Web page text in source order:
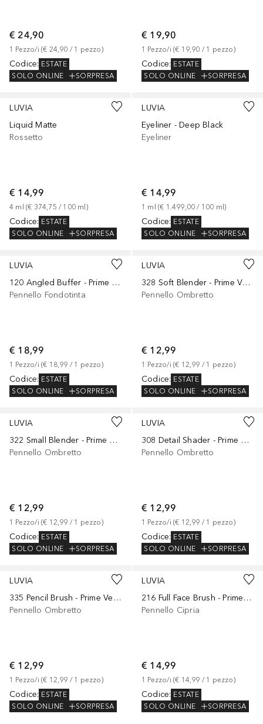
€ 24,90
1 Pezzo/i (€ 24,90 / 1 pezzo)
Codice: ESTATE
SOLO ONLINE
SORPRESA
€ 19,90
1 Pezzo/i (€ 19,90 / 1 pezzo)
Codice: ESTATE
SOLO ONLINE
SORPRESA
LUVIA
Liquid Matte
Rossetto
€ 14,99
4 ml (€ 374,75 / 100 ml )
Codice: ESTATE
SOLO ONLINE
SORPRESA
LUVIA
Eyeliner - Deep Black
Eyeliner
€ 14,99
1 ml (€ 1.499,00 / 100 ml)
Codice: ESTATE
SOLO ONLINE
SORPRESA
LUVIA
120 Angled Buffer - Prime Vegan Candy
Pennello Fondotinta
€ 18,99
1 Pezzo/i (€ 18,99 / 1 pezzo)
Codice: ESTATE
SOLO ONLINE
SORPRESA
LUVIA
328 Soft Blender - Prime Vegan Elegance
Pennello Ombretto
€ 12,99
1 Pezzo/i (€ 12,99 / 1 pezzo)
Codice: ESTATE
SOLO ONLINE
SORPRESA
LUVIA
322 Small Blender - Prime Vegan Elegance
Pennello Ombretto
€ 12,99
1 Pezzo/i (€ 12,99 / 1 pezzo)
Codice: ESTATE
SOLO ONLINE
SORPRESA
LUVIA
308 Detail Shader - Prime Vegan Elegance
Pennello Ombretto
€ 12,99
1 Pezzo/i (€ 12,99 / 1 pezzo)
Codice: ESTATE
SOLO ONLINE
SORPRESA
LUVIA
335 Pencil Brush - Prime Vegan Elegance
Pennello Ombretto
€ 12,99
1 Pezzo/i (€ 12,99 / 1 pezzo)
Codice: ESTATE
SOLO ONLINE
SORPRESA
LUVIA
216 Full Face Brush - Prime Vegan Elegance
Pennello Cipria
€ 14,99
1 Pezzo/i (€ 14,99 / 1 pezzo)
Codice: ESTATE
SOLO ONLINE
SORPRESA